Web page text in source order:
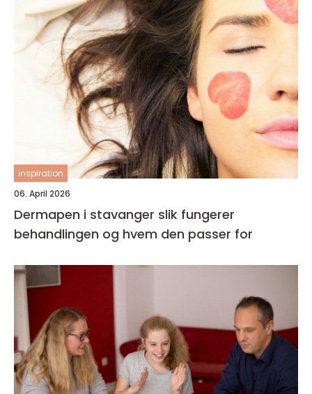
inspiration
06. April 2026
Dermapen i stavanger slik fungerer
behandlingen og hvem den passer for